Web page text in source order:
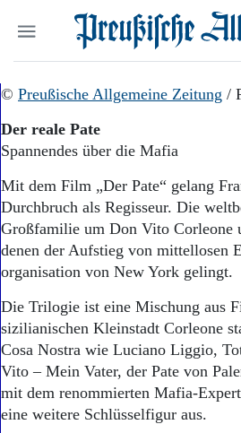
Start
Wer wir sind
Aktuelle
Abonnenten-
Politik
Panorama
Leben
Geschichte
Pommern
Berlin-
Danzig und
Bücher
Suchen und finden
© Preußische Allgemeine Zeitung /
Der reale Pate
Spannendes über die Mafia
Mit dem Film „Der Pate“ gelang
Durchbruch als Regisseur. Die
Großfamilie um Don Vito Corleone
denen der Aufstieg von mittellosen
organisation von New York gelingt.
Die Trilogie ist eine Mischung aus
sizilianischen Kleinstadt Corleone
Cosa Nostra wie Luciano Liggio,
Vito – Mein Vater, der Pate von
mit dem renommierten Mafia-
eine weitere Schlüsselfigur aus.